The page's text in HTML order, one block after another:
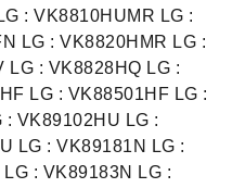
: VK8810HUMR LG :
LG : VK8820HMR LG :
LG : VK8828HQ LG :
LG : VK88501HF LG :
: VK89102HU LG :
LG : VK89181N LG :
: VK89183N LG :